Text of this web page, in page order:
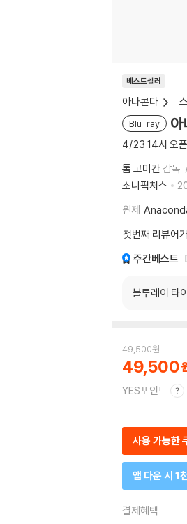
베스트셀러
아나콘다
Blu-ray
4/23 14시 오
톰 고미칸 감독
소니픽쳐스
원제
첫번째 리뷰어
주간베스트
블루레이 타
49,500원
49,500
YES포인트
사용 가능한
앱 다운 시 1
결제혜택